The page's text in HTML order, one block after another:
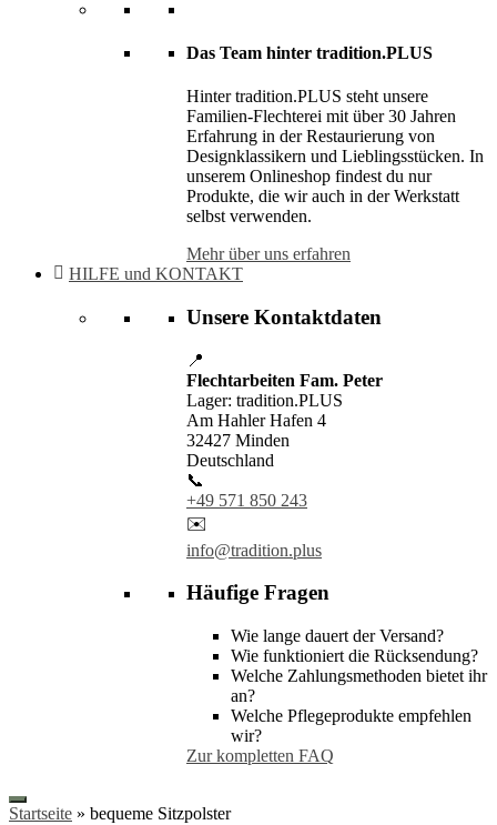
Das Team hinter tradition.PLUS
Hinter tradition.PLUS steht unsere
Familien-Flechterei mit über 30 Jahren
Erfahrung in der Restaurierung von
Designklassikern und Lieblingsstücken. In
unserem Onlineshop findest du nur
Produkte, die wir auch in der Werkstatt
selbst verwenden.
Mehr über uns erfahren
HILFE und KONTAKT
Unsere Kontaktdaten
📍
Flechtarbeiten Fam. Peter
Lager: tradition.PLUS
Am Hahler Hafen 4
32427 Minden
Deutschland
📞
+49 571 850 243
✉️
info@tradition.plus
Häufige Fragen
Wie lange dauert der Versand?
Wie funktioniert die Rücksendung?
Welche Zahlungsmethoden bietet ihr
an?
Welche Pflegeprodukte empfehlen
wir?
Zur kompletten FAQ
Startseite » bequeme Sitzpolster